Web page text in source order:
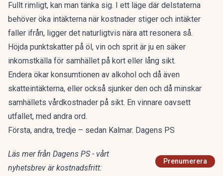
Fullt rimligt, kan man tänka sig. I ett läge där delstaterna
behöver öka intäkterna när kostnader stiger och intäkter
faller ifrån, ligger det naturligtvis nära att resonera så.
Höjda punktskatter på öl, vin och sprit är ju en säker
inkomstkälla för samhället på kort eller lång sikt.
Endera ökar konsumtionen av alkohol och då även
skatteintäkterna, eller också sjunker den och då minskar
samhällets vårdkostnader på sikt. En vinnare oavsett
utfallet, med andra ord.
Första, andra, tredje – sedan Kalmar. Dagens PS
Läs mer från Dagens PS - vårt
nyhetsbrev är kostnadsfritt:
Prenumerera